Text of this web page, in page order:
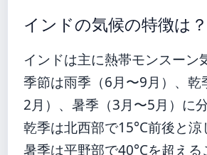
インドの気候の特徴は？
インドは主に熱帯モンスーン
季節は雨季（6月〜9月）、乾
2月）、暑季（3月〜5月）に分
乾季は北西部で15°C前後と涼
暑季は平野部で40°Cを超える